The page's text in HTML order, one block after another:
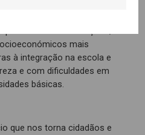
mais
à integração na escola e
e com dificuldades em
básicas.
que nos torna cidadãos e